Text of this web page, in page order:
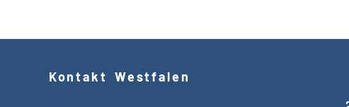
Kontakt Westfalen